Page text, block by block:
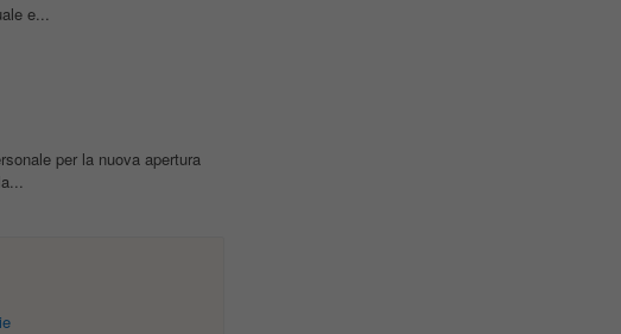
e...
per la nuova apertura